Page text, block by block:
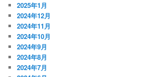
2025年1月
2024年12月
2024年11月
2024年10月
2024年9月
2024年8月
2024年7月